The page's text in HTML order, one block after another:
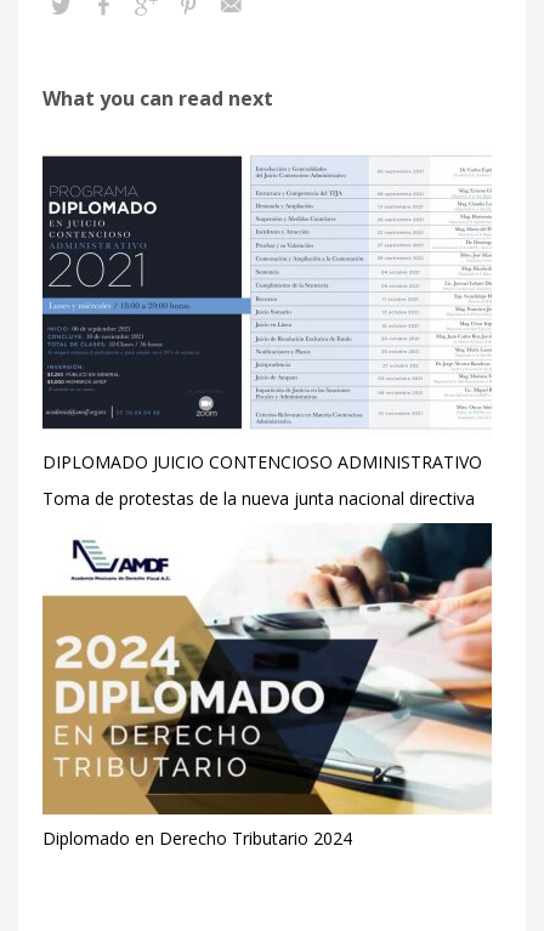
What you can read next
DIPLOMADO JUICIO CONTENCIOSO ADMINISTRATIVO
Toma de protestas de la nueva junta nacional directiva
Diplomado en Derecho Tributario 2024